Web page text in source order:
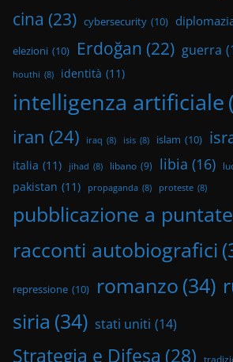
cina (23) cybersecurity (10)
elezioni (10) Erdoğan (22) guerra
houthi (8) identità (11)
intelligenza artificiale
iran (24) iraq (8) isis (8) islam (10)
italia (11) jihad (8) libano (9) libia (16)
pakistan (11) propaganda (8) proteste (8)
pubblicazione a puntate
racconti autobiografici
repressione (10) romanzo (34)
siria (34) stati uniti (14)
Strategia e Difesa (28)